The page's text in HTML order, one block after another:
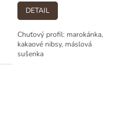
DETAIL
Chuťový profil: marokánka,
kakaové nibsy, máslová
sušenka